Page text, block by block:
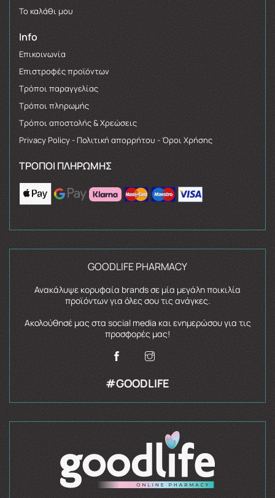
Το καλάθι μου
Info
Επικοινωνία
Επιστροφές προϊόντων
Τρόποι παραγγελίας
Τρόποι πληρωμής
Τρόποι αποστολής & Χρεώσεις
Privacy Policy - Πολιτική απορρήτου - Όροι Χρήσης
ΤΡΌΠΟΙ ΠΛΗΡΩΜΉΣ
GOODLIFE PHARMACY
Ανακάλυψε κορυφαία brands σε μία μεγάλη ποικιλία
προϊόντων για όλες σου τις ανάγκες.
Ακολούθησέ μας στα social media και ενημερώσου για τις
προσφορές μας!
#GOODLIFE